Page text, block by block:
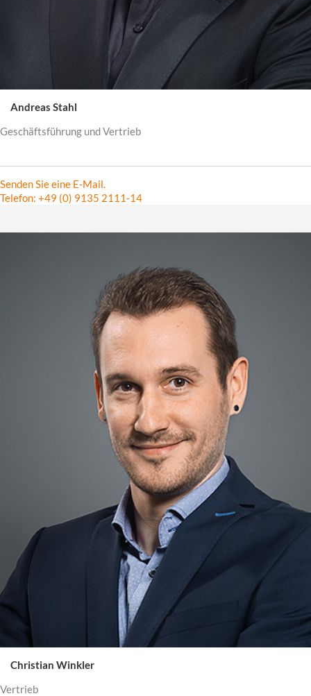
Andreas Stahl
Geschäftsführung und Vertrieb
Senden Sie eine E-Mail.
Telefon: +49 (0) 9135 2111-14
Christian Winkler
Vertrieb